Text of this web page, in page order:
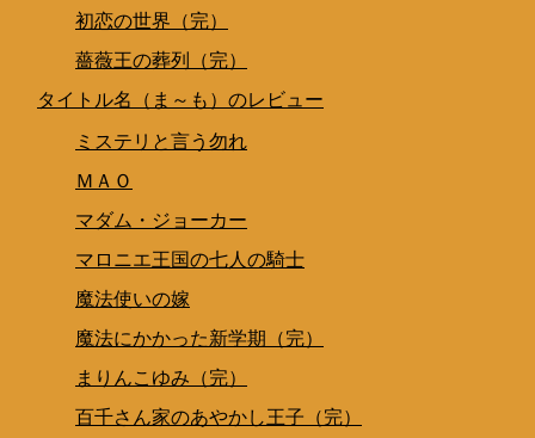
初恋の世界（完）
薔薇王の葬列（完）
タイトル名（ま～も）のレビュー
ミステリと言う勿れ
ＭＡＯ
マダム・ジョーカー
マロニエ王国の七人の騎士
魔法使いの嫁
魔法にかかった新学期（完）
まりんこゆみ（完）
百千さん家のあやかし王子（完）